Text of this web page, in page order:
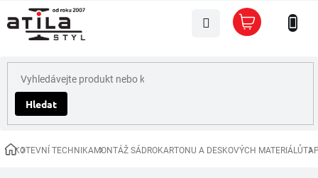
na
obsah
Hledat
Nákupní
košík
DomůKOTEVNÍ TECHNIKAMONTÁŽ SÁDROKARTONU A DESKOVÝCH MATERIÁLŮ